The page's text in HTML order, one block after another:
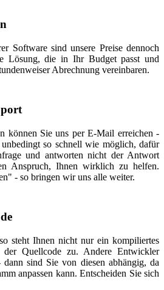
Software sind unsere Preise dennoch
Lösung, die in Ihr Budget passt und
Abrechnung vereinbaren.
können Sie uns per E-Mail erreichen -
so schnell wie möglich, dafür
und antworten nicht der Antwort
Anspruch, Ihnen wirklich zu helfen.
- so bringen wir uns alle weiter.
steht Ihnen nicht nur ein kompiliertes
der Quellcode zu. Andere Entwickler
sind Sie von diesen abhängig, da
anpassen kann. Entscheiden Sie sich